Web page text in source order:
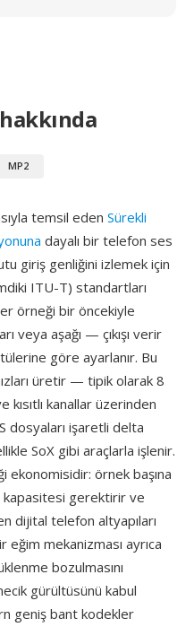
MP2
temsil eden Sürekli
dayalı bir telefon ses
giriş genliğini izlemek için
ITU-T) standartları
örneği bir öncekiyle
veya aşağı — çıkışı verir
göre ayarlanır. Bu
üretir — tipik olarak 8
kanallar üzerinden
dosyaları işaretli delta
SoX gibi araçlarla işlenir.
ekonomisidir: örnek başına
kapasitesi gerektirir ve
dijital telefon altyapıları
mekanizması ayrıca
bozulmasını
gürültüsünü kabul
geniş bant kodekler